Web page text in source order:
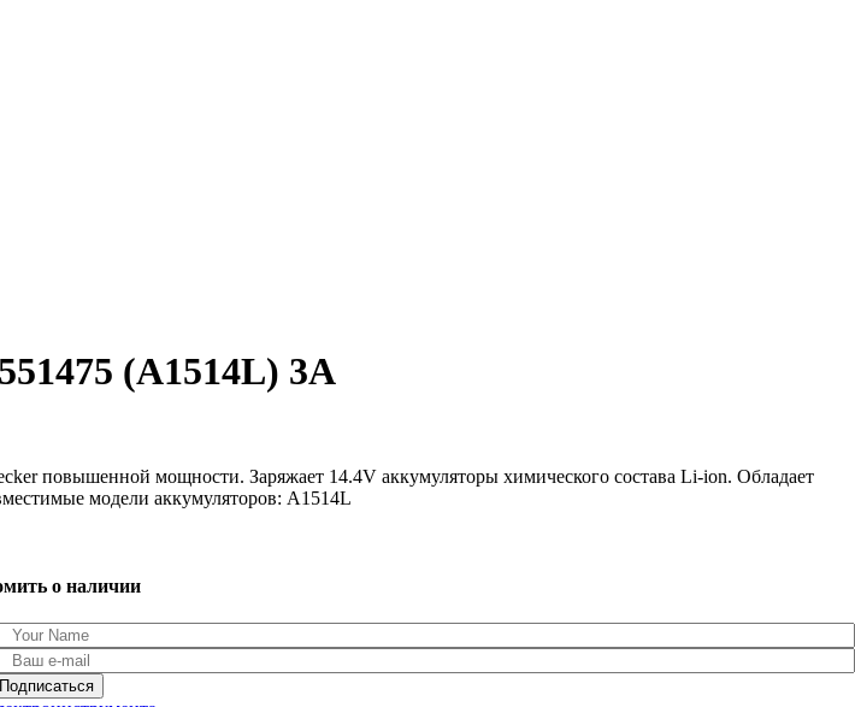
(A1514L) 3A
повышенной мощности. Заряжает 14.4V аккумуляторы химического состава Li-ion. Обладает
модели аккумуляторов: A1514L
о наличии